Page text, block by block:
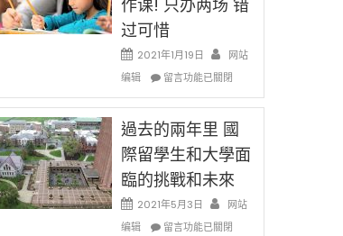
高
薪
者
先
得〉
政
策
再
改
H-
1B
樂
透
(lottery)
取
消〉
中
作课! 只办两场 错
过可惜
2021年1月19日
网站
编辑
在
月
24
日
(周
日)
佛
老
留言功能已關閉
過去的兩年里 國
際留學生和大學面
臨的挑戰和未來
2021年5月3日
网站
编辑
在
留言功能已關閉